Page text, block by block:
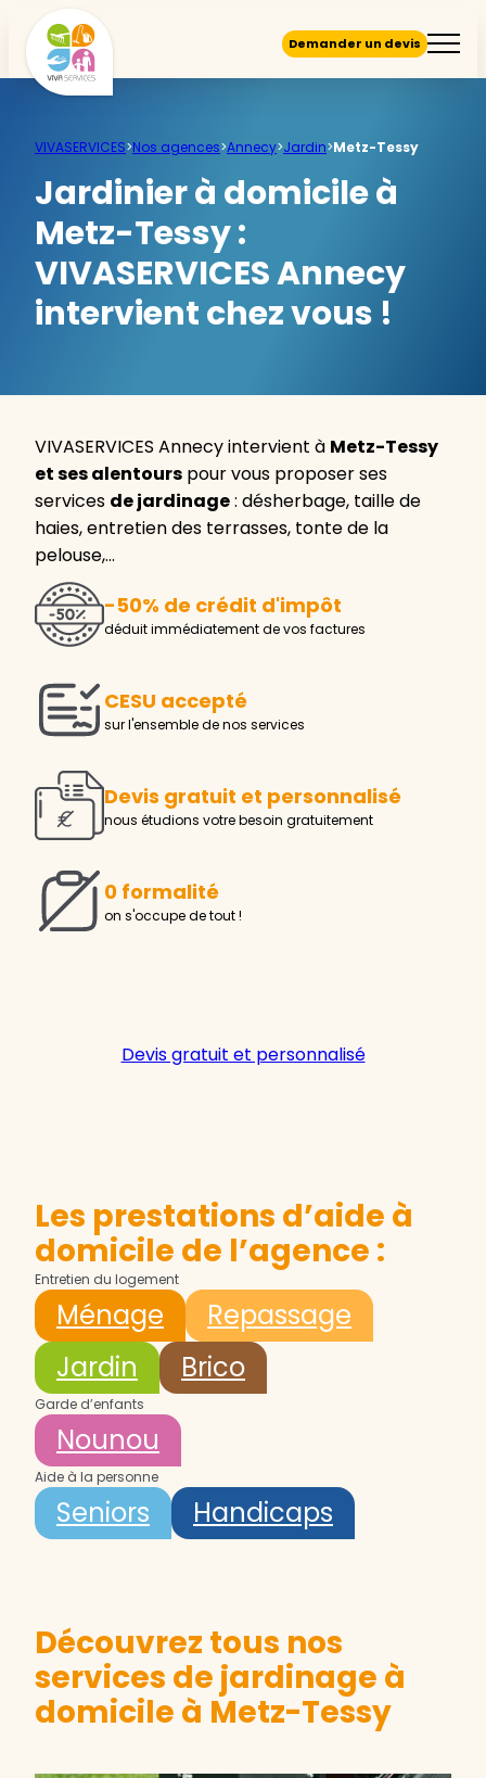
Demander un devis
VIVASERVICES>Nos agences>Annecy>Jardin>Metz-Tessy
Jardinier à domicile à
Metz-Tessy :
VIVASERVICES Annecy
intervient chez vous !
VIVASERVICES Annecy intervient à Metz-Tessy
et ses alentours pour vous proposer ses
services de jardinage: désherbage, taille de
haies, entretien des terrasses, tonte de la
pelouse,…
-50% de crédit d'impôt
déduit immédiatement de vos factures
CESU accepté
sur l'ensemble de nos services
Devis gratuit et personnalisé
nous étudions votre besoin gratuitement
0 formalité
on s'occupe de tout !
Devis gratuit et personnalisé
Les prestations d’aide à
domicile de l’agence :
Entretien du logement
Ménage
Repassage
Jardin
Brico
Garde d’enfants
Nounou
Aide à la personne
Seniors Handicaps
Découvrez tous nos
services de jardinage à
domicile à Metz-Tessy